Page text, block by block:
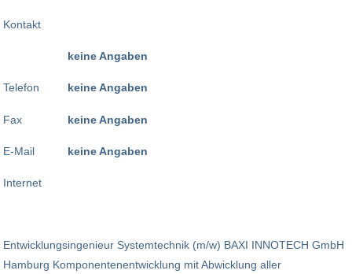
Kontakt
Telefon
Fax
E-Mail
Internet
keine Angaben
keine Angaben
keine Angaben
keine Angaben
Entwicklungsingenieur Systemtechnik (m/w) BAXI INNOTECH GmbH
Hamburg Komponentenentwicklung mit Abwicklung aller